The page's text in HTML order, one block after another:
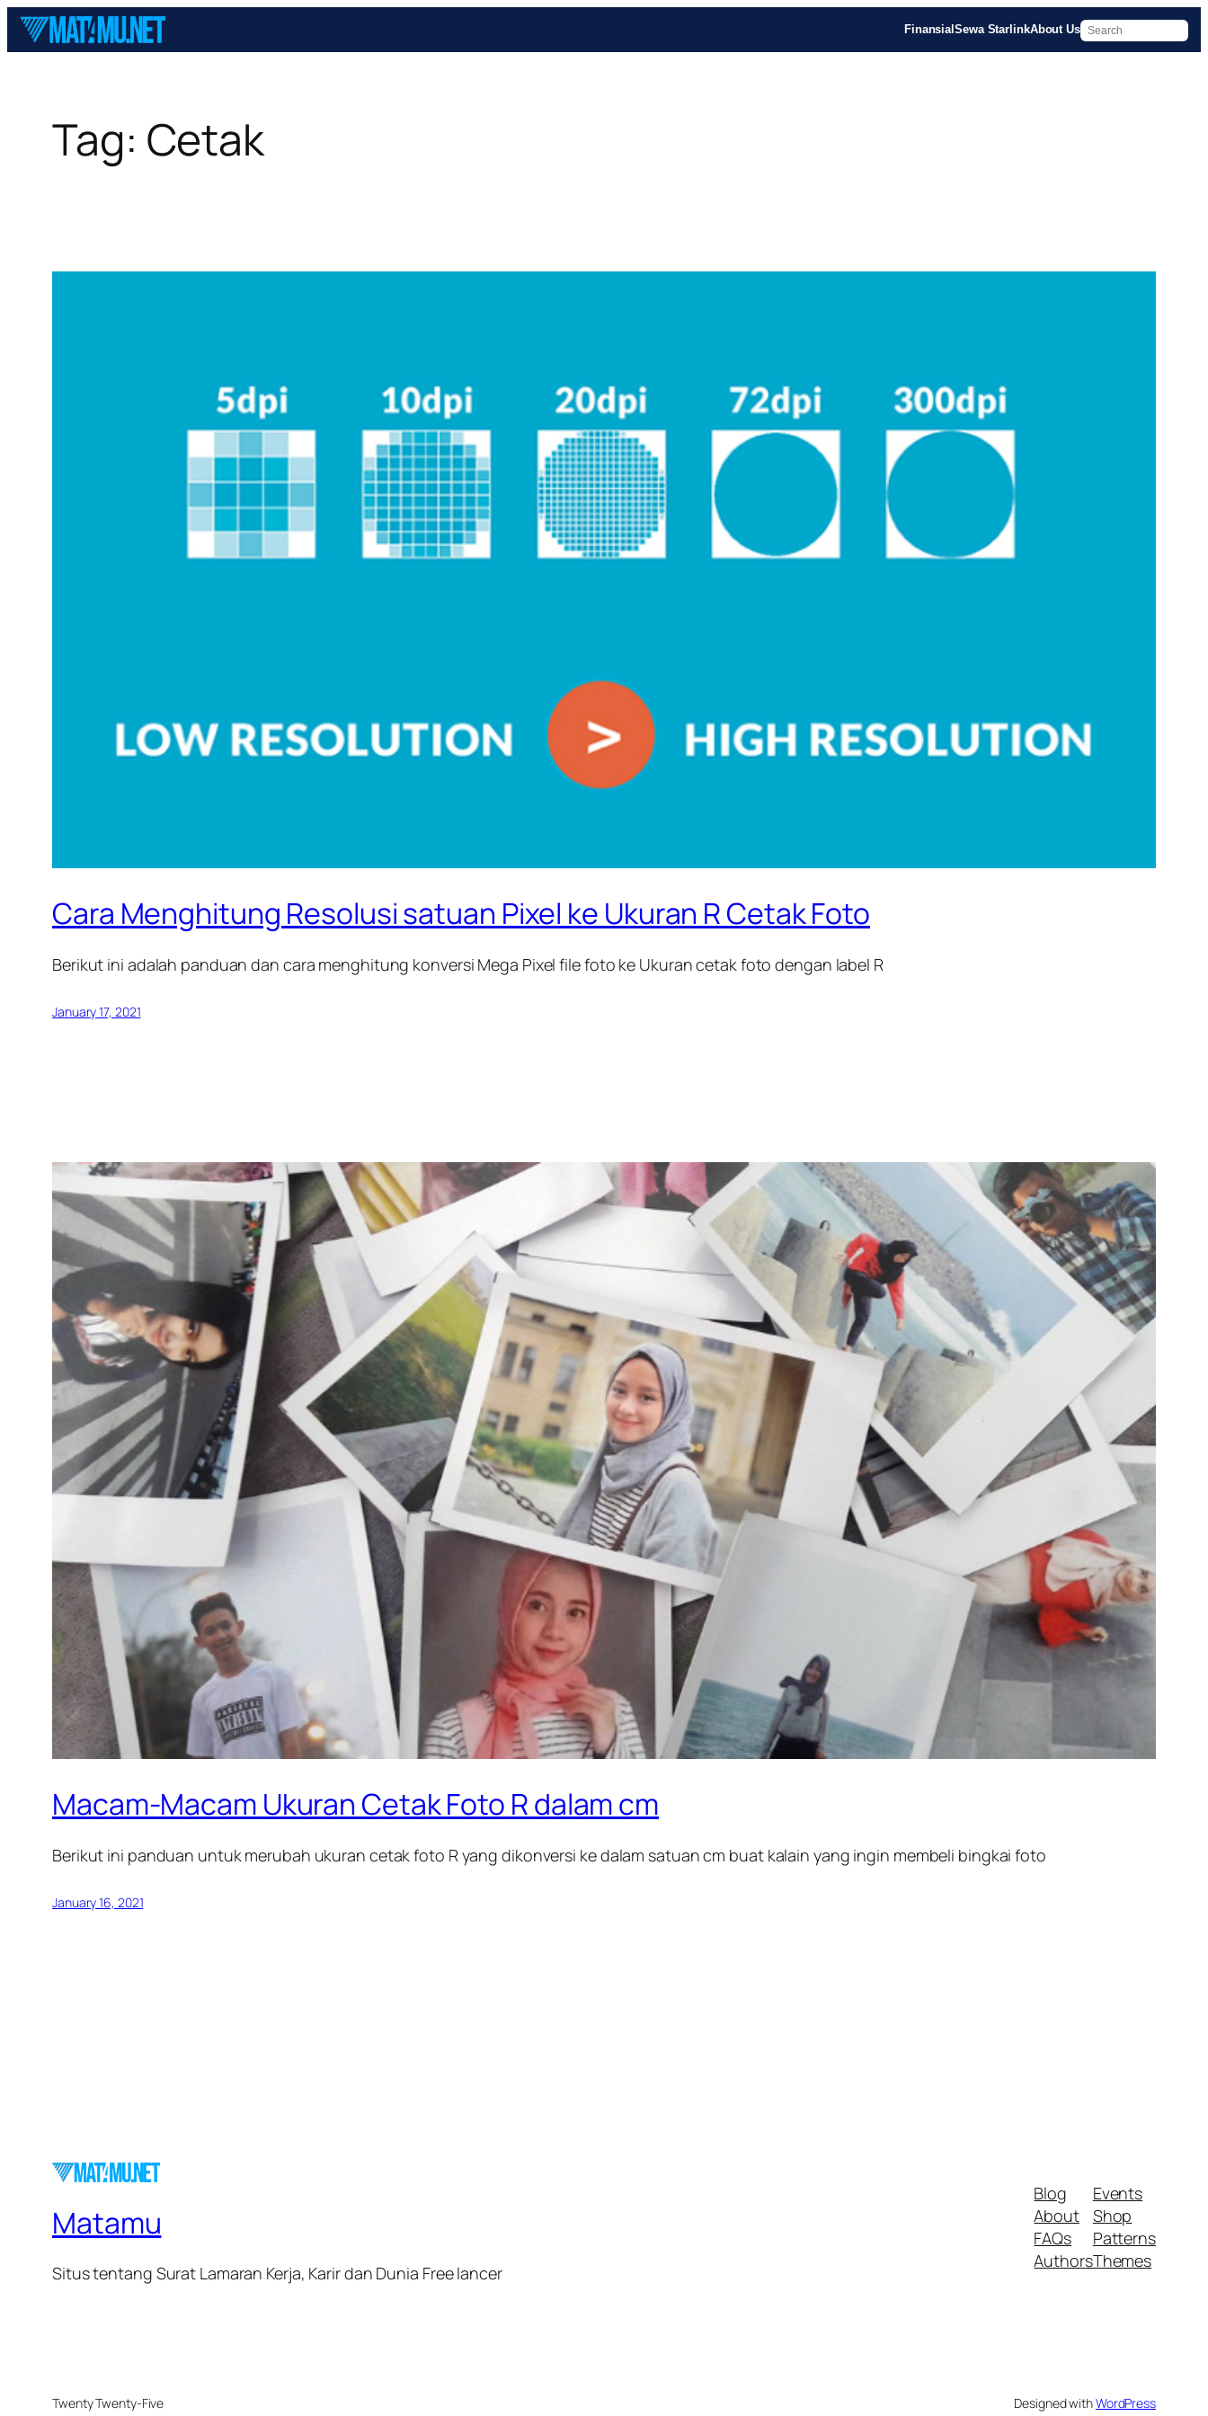
Skip
FinansialSewa StarlinkAbout Us
Tag: Cetak
Cara Menghitung Resolusi satuan Pixel ke Ukuran R Cetak Foto
Berikut ini adalah panduan dan cara menghitung konversi Mega Pixel file foto ke Ukuran cetak foto dengan label R
January 17, 2021
Macam-Macam Ukuran Cetak Foto R dalam cm
Berikut ini panduan untuk merubah ukuran cetak foto R yang dikonversi ke dalam satuan cm buat kalain yang ingin membeli bingkai foto
January 16, 2021
Matamu
Situs tentang Surat Lamaran Kerja, Karir dan Dunia Free lancer
Blog
About
FAQs
Authors
Events
Shop
Patterns
Themes
Twenty Twenty-Five Designed withWordPress